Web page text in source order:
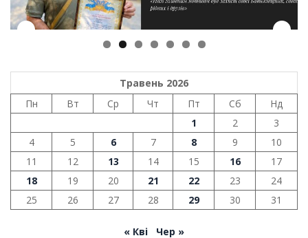
Травень 2026
Пн
Вт Ср Чт Пт Сб
Нд
1
2
3
4
5 6 7 8 9
10
11
12 13 14 15 16
17
18
19 20 21 22 23
24
25
26 27 28 29 30 31
« Кві Чер »